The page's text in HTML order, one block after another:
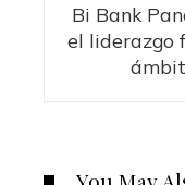
Bi Bank
el liderazgo